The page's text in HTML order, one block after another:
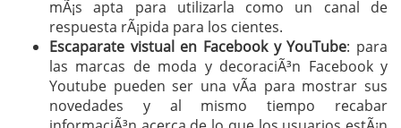
mÃ¡s apta para utilizarla como un canal de
respuesta rÃ¡pida para los cientes.
Escaparate vistual en Facebook y YouTube: para
las marcas de moda y decoraciÃ³n Facebook y
Youtube pueden ser una vÃ­a para mostrar sus
novedades y al mismo tiempo recabar